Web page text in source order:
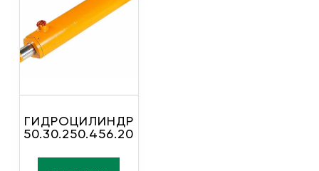
ГИДРОЦИЛИНДР
50.30.250.456.20